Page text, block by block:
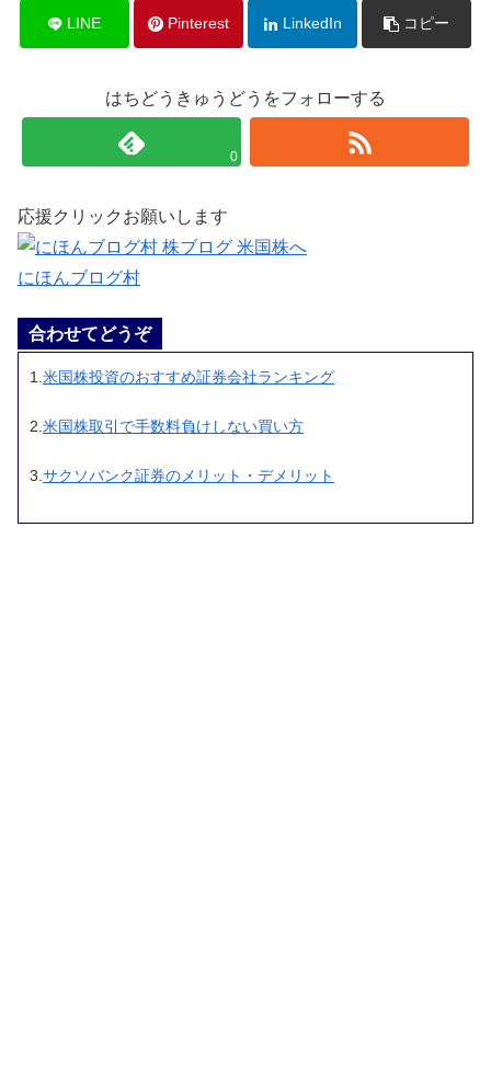
LINE Pinterest LinkedIn コピー
はちどうきゅうどうをフォローする
0
応援クリックお願いします
にほんブログ村
合わせてどうぞ
1. 米国株投資のおすすめ証券会社ランキング
2. 米国株取引で手数料負けしない買い方
3. サクソバンク証券のメリット・デメリット